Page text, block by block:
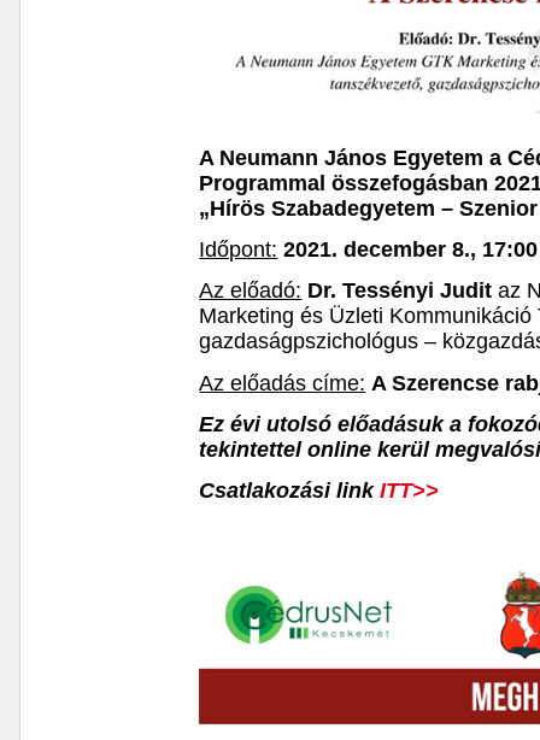
A Neumann János Egyetem a
Programmal összefogásban
„Hírös Szabadegyetem –
Időpont: 2021. december 8.,
Az előadó: Dr. Tessényi Judit az
Marketing és Üzleti
gazdaságpszichológus –
Az előadás címe: A Szerencse
Ez évi utolsó előadásuk a
tekintettel online kerül
Csatlakozási linkITT>>